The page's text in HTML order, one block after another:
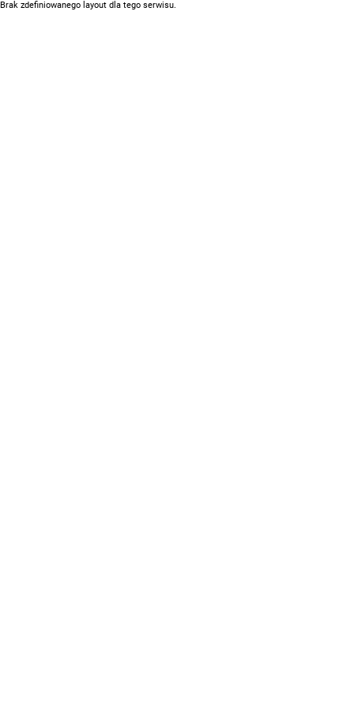
Brak zdefiniowanego layout dla tego serwisu.